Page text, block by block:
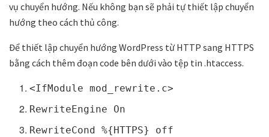
vụ chuyển hướng. Nếu không bạn sẽ phải tự thiết lập chuyển
hướng theo cách thủ công.
Để thiết lập chuyển hướng WordPress từ HTTP sang HTTPS
bằng cách thêm đoạn code bên dưới vào tệp tin .htaccess.
<IfModule mod_rewrite.c>
RewriteEngine On
RewriteCond %{HTTPS} off